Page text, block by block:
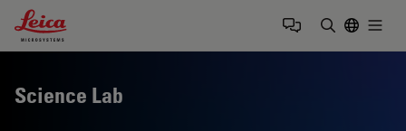
Leica Microsystems Logo
Science Lab